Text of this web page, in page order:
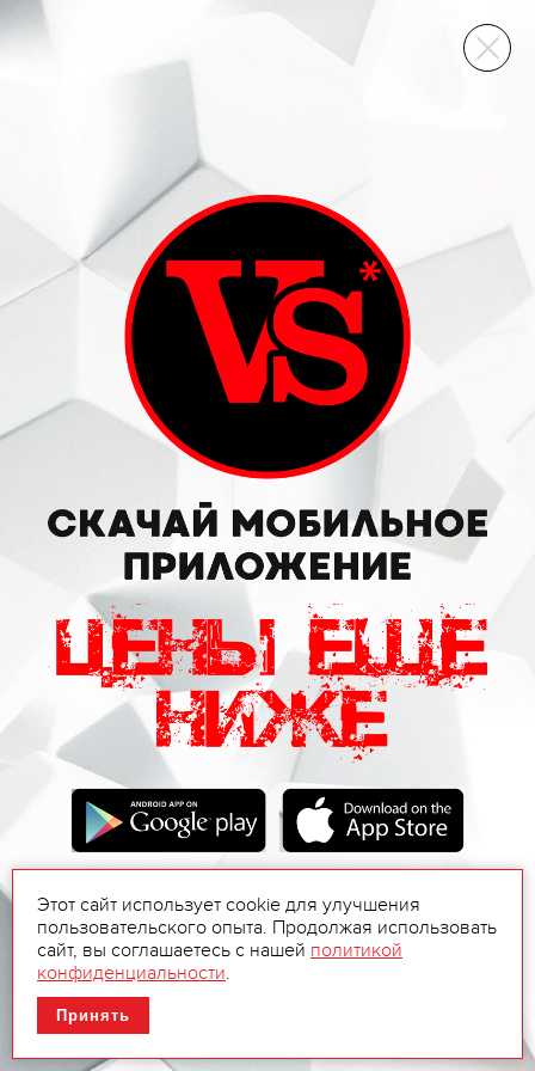
ВИННЫЙ СКЛАД
Этот сайт использует cookie для улучшения
пользовательского опыта. Продолжая использовать
сайт, вы соглашаетесь с нашей политикой
конфиденциальности.
Принять